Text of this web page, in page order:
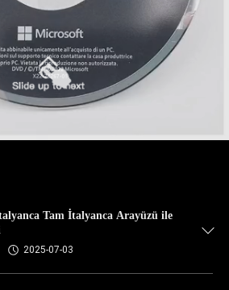
Tam İtalyanca Arayüzü ile
2025-07-03